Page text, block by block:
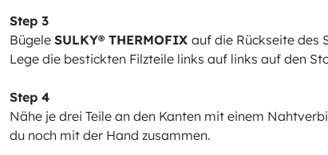
Step 3
Bügele SULKY® THERMOFIX auf die Rückseite des
Lege die bestickten Filzteile links auf links auf den
Step 4
Nähe je drei Teile an den Kanten mit einem
du noch mit der Hand zusammen.